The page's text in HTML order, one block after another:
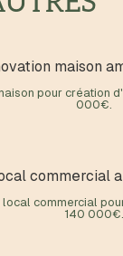
pour création
000€.
commercial
140 000€.